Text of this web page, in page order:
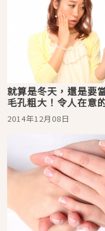
就算是冬天，還是要
毛孔粗大！令人在意
孔粗大原因及有效保養
2014年12月08日